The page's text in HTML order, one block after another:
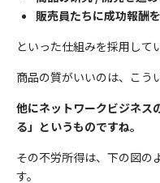
販売員たちに成功報酬
といった仕組みを採用して
商品の質がいいのは、こう
他にネットワークビジネス
る」というものですね。
その不労所得は、下の図の
す。